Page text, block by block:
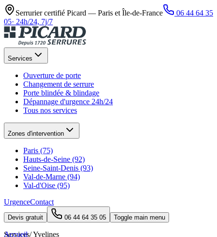
Serrurier certifié Picard — Paris et Île-de-France
06 44 64 35
05· 24h/24, 7j/7
Services
Ouverture de porte
Changement de serrure
Porte blindée & blindage
Dépannage d'urgence 24h/24
Tous nos services
Zones d'intervention
Paris (75)
Hauts-de-Seine (92)
Seine-Saint-Denis (93)
Val-de-Marne (94)
Val-d'Oise (95)
UrgenceContact
Devis gratuit 06 44 64 35 05 Toggle main menu
Services
Accueil /Yvelines